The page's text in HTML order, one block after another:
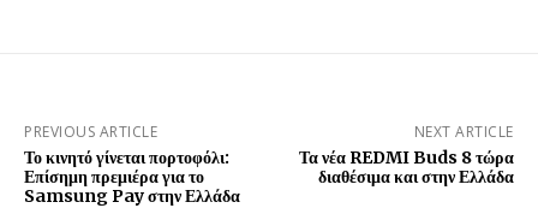
PREVIOUS ARTICLE
Το κινητό γίνεται πορτοφόλι:
Επίσημη πρεμιέρα για το
Samsung Pay στην Ελλάδα
NEXT ARTICLE
Τα νέα REDMI Buds 8 τώρα
διαθέσιμα και στην Ελλάδα